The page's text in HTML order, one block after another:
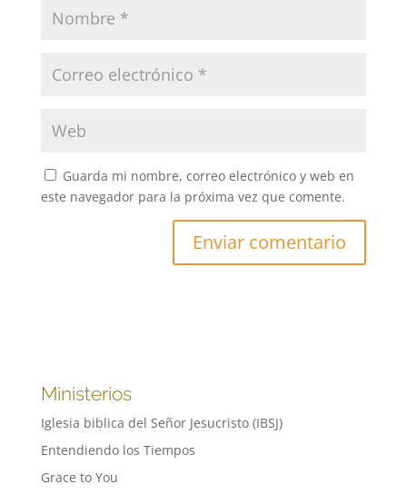
Guarda mi nombre, correo electrónico y web en
este navegador para la próxima vez que comente.
Ministerios
Iglesia biblica del Señor Jesucristo (IBSJ)
Entendiendo los Tiempos
Grace to You